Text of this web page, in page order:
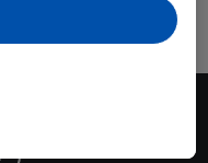
klant
30 dagen bedenktijd
en
van
de Lidl-diensten.
winkel ook voor de